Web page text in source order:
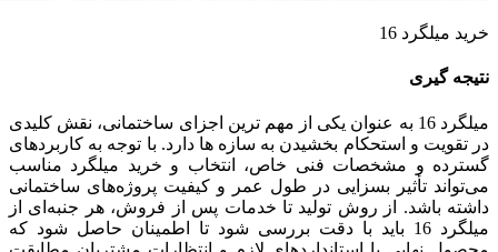
خرید میلگرد 16
نتیجه‌ گیری
میلگرد 16 به عنوان یکی از مهم‌ ترین اجزای ساختمانی، نقش کلیدی
در تقویت و استحکام بخشیدن به سازه‌ ها دارد. با توجه به کاربردهای
گسترده و مشخصات فنی خاص، انتخاب و خرید میلگرد مناسب
می‌تواند تأثیر بسزایی در طول عمر و کیفیت پروژه‌های ساختمانی
داشته باشد. از روش تولید تا خدمات پس از فروش، هر جنبه‌ای از
میلگرد 16 باید با دقت بررسی شود تا اطمینان حاصل شود که